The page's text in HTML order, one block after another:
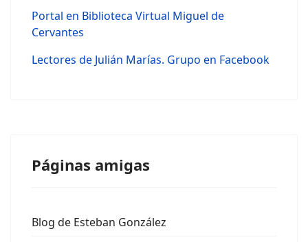
Portal en Biblioteca Virtual Miguel de
Cervantes
Lectores de Julián Marías. Grupo en Facebook
Páginas amigas
Blog de Esteban González